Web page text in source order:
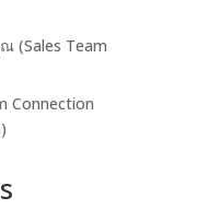
(Sales Team
Connection